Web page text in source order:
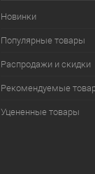
Новинки
Популярные товары
Распродажи и скидки
Рекомендуемые
Уцененные товары